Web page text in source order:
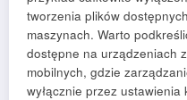
tworzenia plików
maszynach. Warto
dostępne na urządzeniach
mobilnych, gdzie
wyłącznie przez ustawienia